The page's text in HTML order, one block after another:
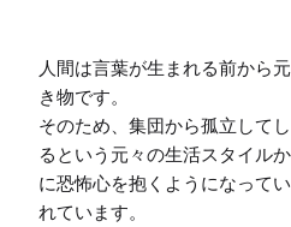
人間は言葉が生まれる前から
き物です。
そのため、集団から孤立して
るという元々の生活スタイル
に恐怖心を抱くようになって
れています。